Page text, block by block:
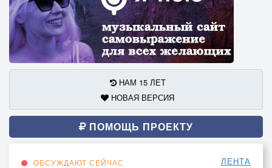
НАМ 15 ЛЕТ
НОВАЯ ВЕРСИЯ
ПОМОЩЬ ПРОЕКТУ
ОБСУЖДАЮТ СЕЙЧАС ЛЕНТА